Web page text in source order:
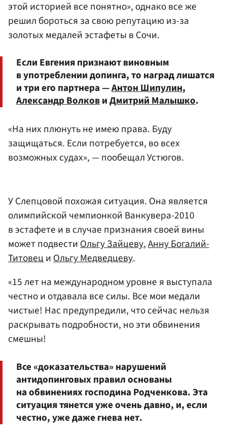
этой историей все понятно», однако все же
решил бороться за свою репутацию из-за
золотых медалей эстафеты в Сочи.
Если Евгения признают виновным
в употреблении допинга, то наград лишатся
и три его партнера —Антон Шипулин,
Александр ВолковиДмитрий Малышко.
«На них плюнуть не имею права. Буду
защищаться. Если потребуется, во всех
возможных судах», — пообещал Устюгов.
У Слепцовой похожая ситуация. Она является
олимпийской чемпионкой Ванкувера-2010
в эстафете и в случае признания своей вины
может подвестиОльгу Зайцеву,Анну Богалий-
ТитовециОльгу Медведцеву.
«15 лет на международном уровне я выступала
честно и отдавала все силы. Все мои медали
чистые! Нас предупредили, что сейчас нельзя
раскрывать подробности, но эти обвинения
смешны!
Все «доказательства» нарушений
антидопинговых правил основаны
на обвинениях господина Родченкова. Эта
ситуация тянется уже очень давно, и, если
честно, уже даже гнева нет.